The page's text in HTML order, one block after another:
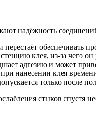
надёжность
перестаёт обеспечивать
клея, из-за чего он
адгезию и может
нанесении клея
только после
стыков спустя